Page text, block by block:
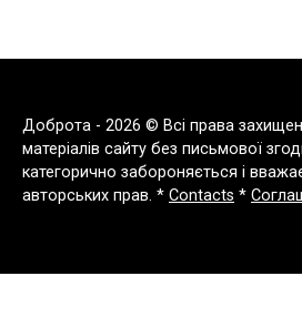
Доброта - 2026 © Всі права
матеріалів сайту без письмової
категорично забороняється і
авторських прав. * Contacts *